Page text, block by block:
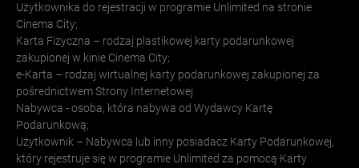
Użytkownika do rejestracji w programie Unlimited na stronie
Cinema City;
Karta Fizyczna – rodzaj plastikowej karty podarunkowej
zakupionej w kinie Cinema City;
e-Karta – rodzaj wirtualnej karty podarunkowej zakupionej za
pośrednictwem Strony Internetowej
Nabywca - osoba, która nabywa od Wydawcy Kartę
Podarunkową;
Użytkownik – Nabywca lub inny posiadacz Karty Podarunkowej,
który rejestruje się w programie Unlimited za pomocą Karty